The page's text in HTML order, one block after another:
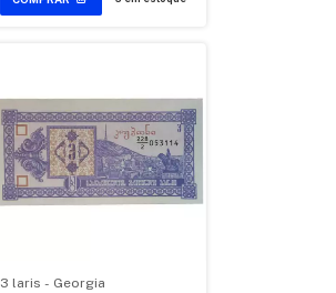
3 laris - Georgia